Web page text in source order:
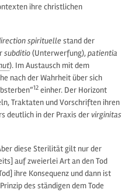
ihre christlichen
spirituellestand der
subditio(Unterwerfung),patientia
). Im Austausch mit dem
nach der Wahrheit über sich
12 einher. Der Horizont
Traktaten und Vorschriften ihren
deutlich in der Praxis dervirginitas
diese Sterilität gilt nur der
auf zweierlei Art an den Tod
ihre Konsequenz und dann ist
des ständigen dem Tode